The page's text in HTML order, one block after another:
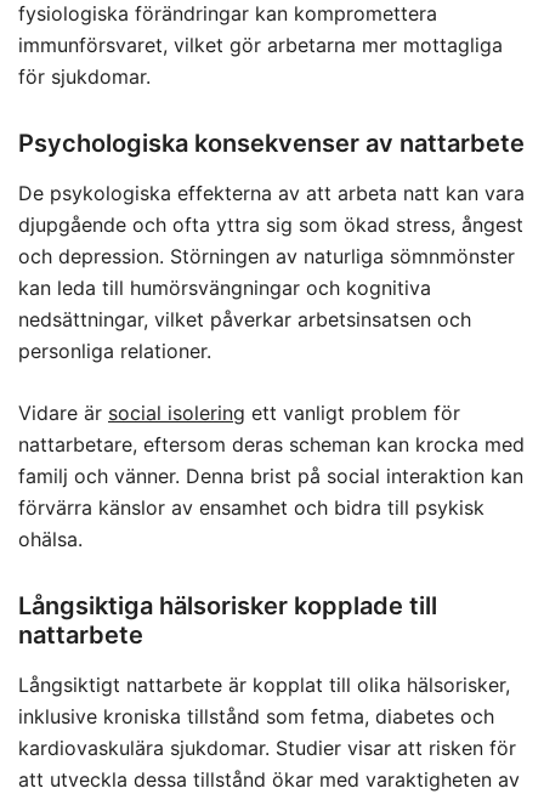
fysiologiska förändringar kan kompromettera
immunförsvaret, vilket gör arbetarna mer mottagliga
för sjukdomar.
Psychologiska konsekvenser av nattarbete
De psykologiska effekterna av att arbeta natt kan vara
djupgående och ofta yttra sig som ökad stress, ångest
och depression. Störningen av naturliga sömnmönster
kan leda till humörsvängningar och kognitiva
nedsättningar, vilket påverkar arbetsinsatsen och
personliga relationer.
Vidare är social isolering ett vanligt problem för
nattarbetare, eftersom deras scheman kan krocka med
familj och vänner. Denna brist på social interaktion kan
förvärra känslor av ensamhet och bidra till psykisk
ohälsa.
Långsiktiga hälsorisker kopplade till
nattarbete
Långsiktigt nattarbete är kopplat till olika hälsorisker,
inklusive kroniska tillstånd som fetma, diabetes och
kardiovaskulära sjukdomar. Studier visar att risken för
att utveckla dessa tillstånd ökar med varaktigheten av